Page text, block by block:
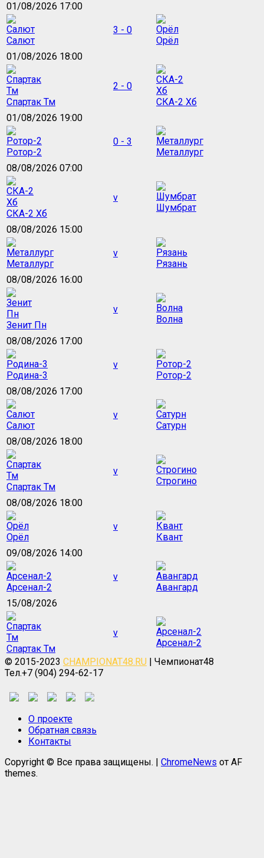
01/08/2026 17:00
Салют
3 - 0
Орёл
01/08/2026 18:00
Спартак Тм
2 - 0
СКА-2 Хб
01/08/2026 19:00
Ротор-2
0 - 3
Металлург
08/08/2026 07:00
СКА-2 Хб
v
Шумбрат
08/08/2026 15:00
Металлург
v
Рязань
08/08/2026 16:00
Зенит Пн
v
Волна
08/08/2026 17:00
Родина-3
v
Ротор-2
08/08/2026 17:00
Салют
v
Сатурн
08/08/2026 18:00
Спартак Тм
v
Строгино
08/08/2026 18:00
Орёл
v
Квант
09/08/2026 14:00
Арсенал-2
v
Авангард
15/08/2026
Спартак Тм
v
Арсенал-2
© 2015-2023 CHAMPIONAT48.RU | Чемпионат48
Тел.+7 (904) 294-62-17
О проекте
Обратная связь
Контакты
Copyright © Все права защищены. | ChromeNews от AF
themes.